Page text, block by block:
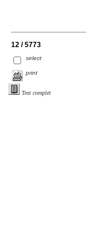
12 / 5773
select
print
Text complet